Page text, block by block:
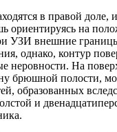
в правой доле,
ориентируясь на
УЗИ внешние
однако, контур
неровности. На
брюшной полости,
образованных
и